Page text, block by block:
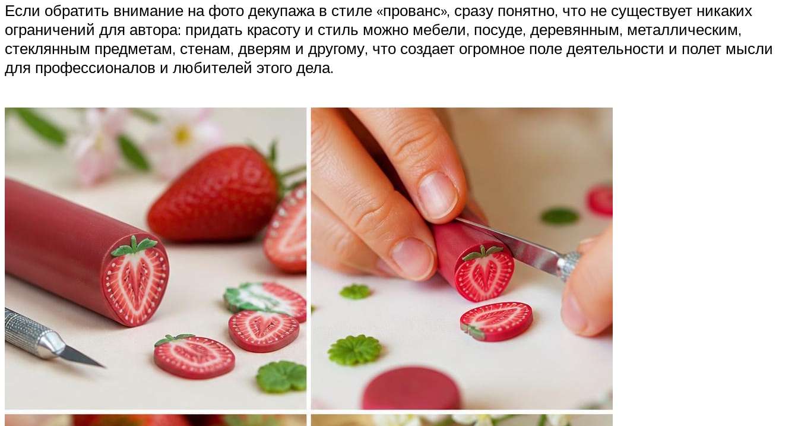
Если обратить внимание на фото декупажа в стиле «прованс», сразу понятно, что не существует никаких
ограничений для автора: придать красоту и стиль можно мебели, посуде, деревянным, металлическим,
стеклянным предметам, стенам, дверям и другому, что создает огромное поле деятельности и полет мысли
для профессионалов и любителей этого дела.